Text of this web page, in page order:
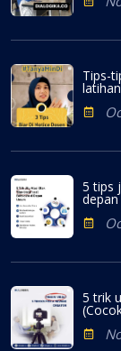
Tips-
5 tips
5 trik